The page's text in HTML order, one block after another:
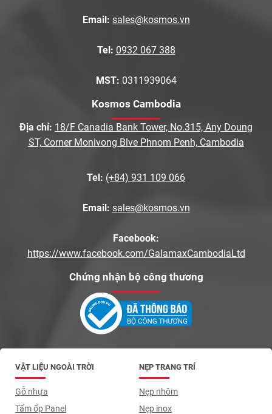
Email: sales@kosmos.vn
Tel: 0932 067 388
MST: 0311939064
Kosmos Cambodia
Địa chỉ: 18/F Canadia Bank Tower, No.315, Any Doung
ST, Corner Monivong Blve Phnom Penh, Cambodia
Tel: (+84) 931 109 066
Email: sales@kosmos.vn
Facebook:
https://www.facebook.com/GalamaxCambodiaLtd
Chứng nhận bộ công thương
VẬT LIỆU NGOÀI TRỜI
Gỗ nhựa
Tấm ốp Panel
NẸP TRANG TRÍ
Nẹp nhôm
Nẹp inox